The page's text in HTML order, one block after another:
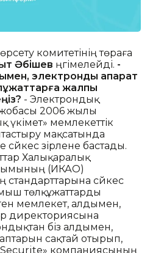
комитетінің төраға
Әбішев әңгімелейді. -
электронды ақпарат
жалпы
- Электрондық
жобасы 2006 жылы
үкімет» мемлекеттік
мақсатында
әзірлене бастады.
Халықаралық
(ИКАО)
стандарттарына сәйкес
төлқұжаттарды
мемлекет, алдымен,
директориясына
біз алдымен,
сақтай отырып,
компаниясының